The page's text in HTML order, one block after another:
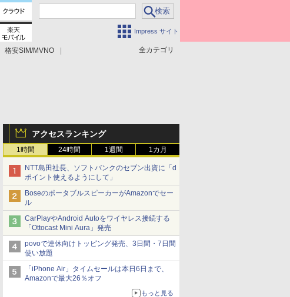
Impress サイト
全カテゴリ
格安SIM/MVNO
アクセスランキング
1時間 24時間 1週間 1カ月
NTT島田社長、ソフトバンクのセブン出資に「d
ポイント使えるようにして」
BoseのポータブルスピーカーがAmazonでセー
ル
CarPlayやAndroid Autoをワイヤレス接続する
「Ottocast Mini Aura」発売
povoで連休向けトッピング発売、3日間・7日間
使い放題
「iPhone Air」タイムセールは本日6日まで、
Amazonで最大26％オフ
もっと見る